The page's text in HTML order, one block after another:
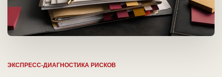
ЭКСПРЕСС-ДИАГНОСТИКА РИСКОВ